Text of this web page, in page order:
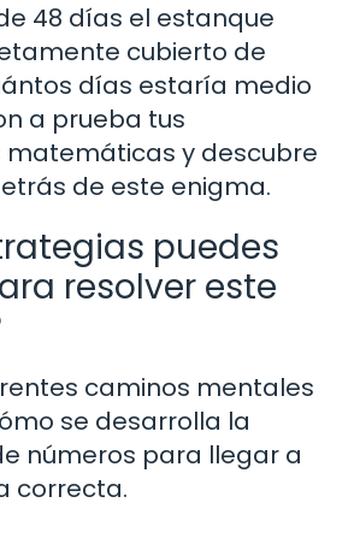
48 días el estanque
cubierto de
días estaría medio
a prueba tus
matemáticas y descubre
de este enigma.
puedes
resolver este
caminos mentales
se desarrolla la
números para llegar a
correcta.